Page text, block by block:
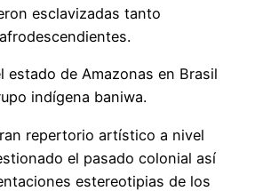
esclavizadas tanto
estado de Amazonas en Brasil
indígena baniwa.
repertorio artístico a nivel
el pasado colonial así
estereotipias de los